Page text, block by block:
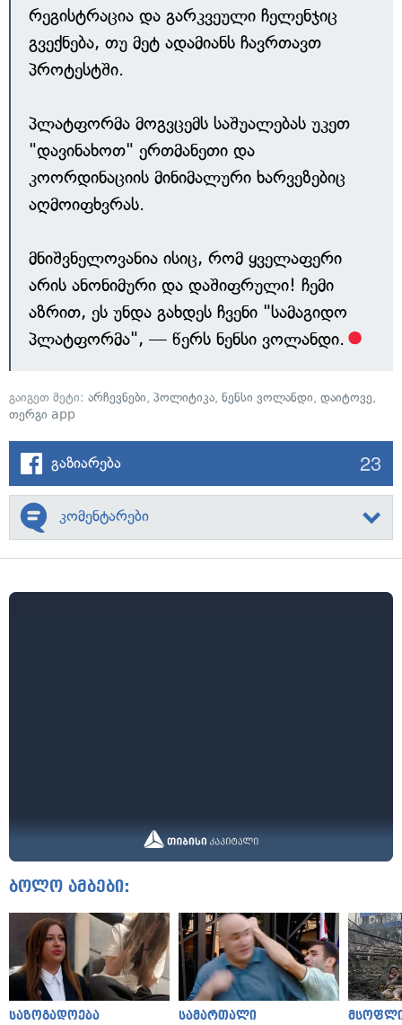
რეგისტრაცია და გარკვეული ჩელენჯიც
გვექნება, თუ მეტ ადამიანს ჩავრთავთ
პროტესტში.
პლატფორმა მოგვცემს საშუალებას უკეთ
"დავინახოთ" ერთმანეთი და
კოორდინაციის მინიმალური ხარვეზებიც
აღმოიფხვრას.
მნიშვნელოვანია ისიც, რომ ყველაფერი
არის ანონიმური და დაშიფრული! ჩემი
აზრით, ეს უნდა გახდეს ჩვენი "სამაგიდო
პლატფორმა", — წერს ნენსი ვოლანდი.
გაიგეთ მეტი: არჩევნები, პოლიტიკა, ნენსი ვოლანდი, დაიტოვე,
თერგი app
გაზიარება 23
კომენტარები
ბოლო ამბები:
საზოგადოება სამართალი